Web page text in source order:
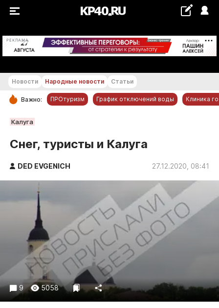
РЕКЛАМА +18...+19 °С
РУБРИКИ
Новости компаний
Статьи
Народные новости
Авто и транспорт
Благоустройство
Криминал
Культура
Недвижимость и ЖКХ
Образование
Общество
Новости Народные новости Статьи
Важно: ПРОтуризм График отключений воды Клиника
Калуга
Снег, туристы и Калуга
DED EVGENICH 27.12.2020, 08:41
9 5058